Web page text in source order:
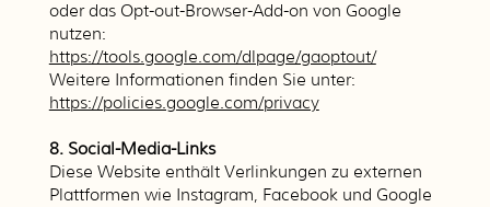
oder das Opt-out-Browser-Add-on von Google
nutzen:
https://tools.google.com/dlpage/gaoptout/
Weitere Informationen finden Sie unter:
https://policies.google.com/privacy
8. Social-Media-Links
Diese Website enthält Verlinkungen zu externen
Plattformen wie Instagram, Facebook und Google